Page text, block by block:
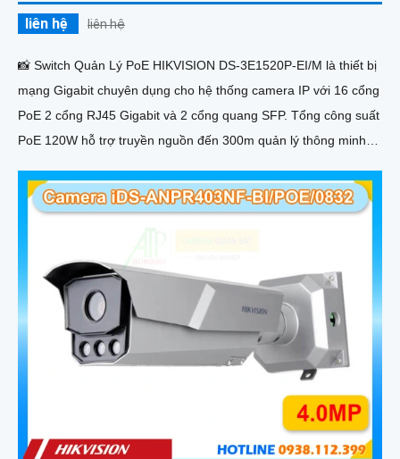
liên hệ liên hệ
📸 Switch Quản Lý PoE HIKVISION DS-3E1520P-EI/M là thiết bị
mạng Gigabit chuyên dụng cho hệ thống camera IP với 16 cổng
PoE 2 cổng RJ45 Gigabit và 2 cổng quang SFP. Tổng công suất
PoE 120W hỗ trợ truyền nguồn đến 300m quản lý thông minh